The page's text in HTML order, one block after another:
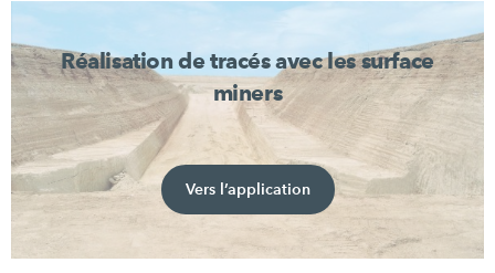
Réalisation de tracés avec les surface
miners
Vers l’application